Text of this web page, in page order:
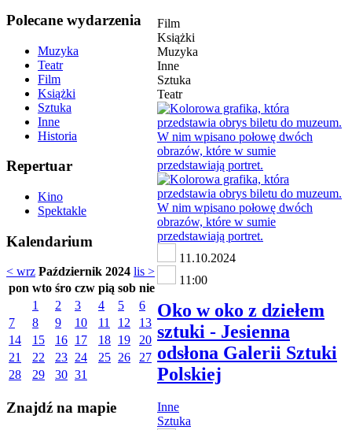
Polecane wydarzenia
Muzyka
Teatr
Film
Książki
Sztuka
Inne
Historia
Repertuar
Kino
Spektakle
Kalendarium
< wrz Październik 2024 lis >
pon wto śro czw pią sob nie
1
2 3 4 5
6
7
8 9 10 11 12
13
14
15 16 17 18 19
20
21
22 23 24 25 26
27
28
29 30 31
Znajdź na mapie
Film
Książki
Muzyka
Inne
Sztuka
Teatr
11.10.2024
11:00
Oko w oko z dziełem
sztuki - Jesienna
odsłona Galerii Sztuki
Polskiej
Inne
Sztuka